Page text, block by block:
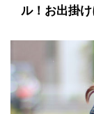
ル！お出掛